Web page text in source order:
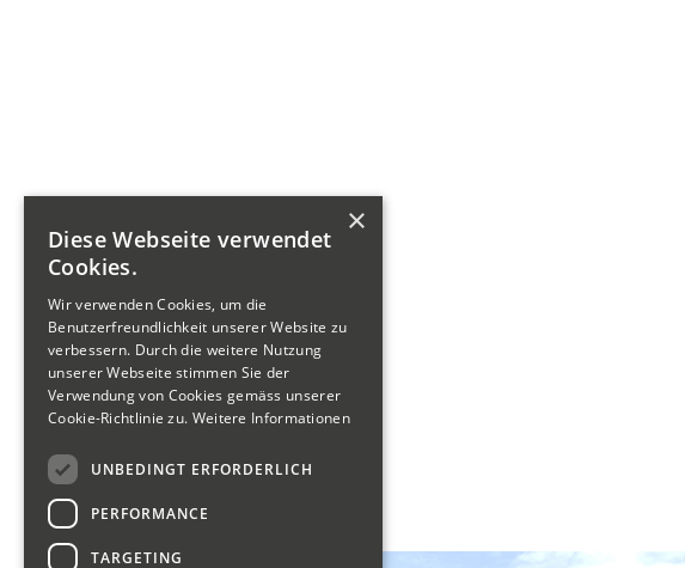
×
Diese Webseite verwendet
Cookies.
Wir verwenden Cookies, um die
Benutzerfreundlichkeit unserer Website zu
verbessern. Durch die weitere Nutzung
unserer Webseite stimmen Sie der
Verwendung von Cookies gemäss unserer
Cookie-Richtlinie zu. Weitere Informationen
UNBEDINGT ERFORDERLICH
PERFORMANCE
TARGETING